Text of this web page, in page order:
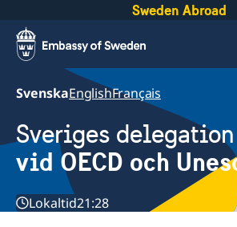
Sweden Abroad
SvenskaEnglishFrançais
Sveriges delegation
vid OECD och
Lokaltid21:28